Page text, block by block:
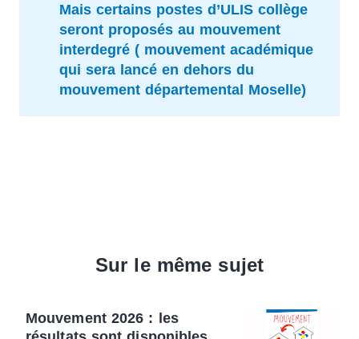
Mais certains postes d’ULIS collège
seront proposés au mouvement
interdegré ( mouvement académique
qui sera lancé en dehors du
mouvement départemental Moselle)
Sur le même sujet
Mouvement 2026 : les